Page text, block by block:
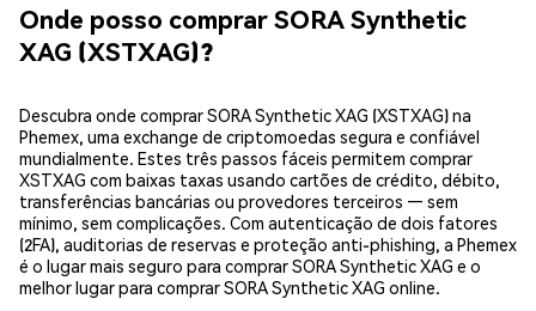
Onde posso comprar SORA Synthetic
XAG (XSTXAG)?
Descubra onde comprar SORA Synthetic XAG (XSTXAG) na
Phemex, uma exchange de criptomoedas segura e confiável
mundialmente. Estes três passos fáceis permitem comprar
XSTXAG com baixas taxas usando cartões de crédito, débito,
transferências bancárias ou provedores terceiros — sem
mínimo, sem complicações. Com autenticação de dois fatores
(2FA), auditorias de reservas e proteção anti-phishing, a Phemex
é o lugar mais seguro para comprar SORA Synthetic XAG e o
melhor lugar para comprar SORA Synthetic XAG online.